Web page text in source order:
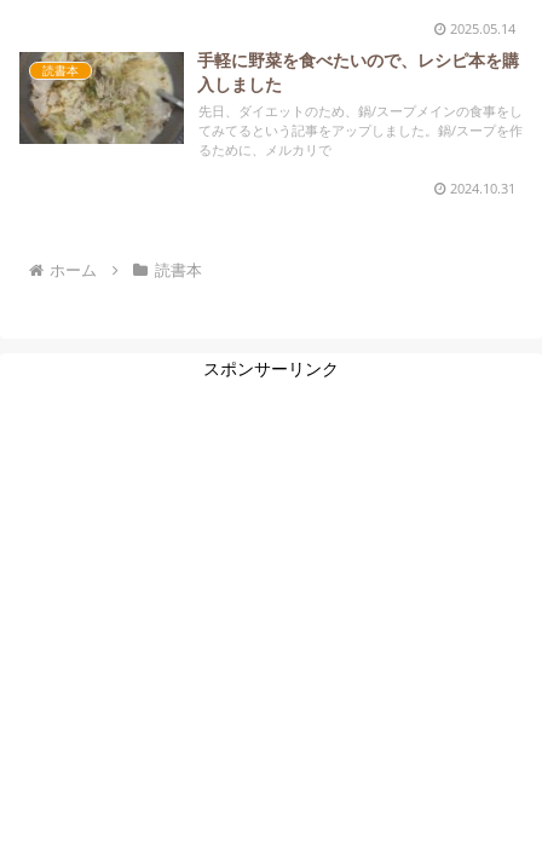
2025.05.14
読書本
手軽に野菜を食べたいので、レシピ本を購
入しました
先日、ダイエットのため、鍋/スープメインの食事をし
てみてるという記事をアップしました。鍋/スープを作
るために、メルカリで
2024.10.31
ホーム 読書本
スポンサーリンク